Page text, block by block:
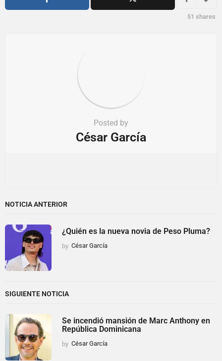
i
51 shares
Posted by
César García
NOTICIA ANTERIOR
¿Quién es la nueva novia de Peso Pluma?
by César García
SIGUIENTE NOTICIA
Se incendió mansión de Marc Anthony en
República Dominicana
by César García